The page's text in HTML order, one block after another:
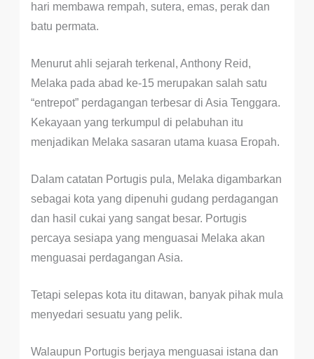
hari membawa rempah, sutera, emas, perak dan
batu permata.
Menurut ahli sejarah terkenal, Anthony Reid,
Melaka pada abad ke-15 merupakan salah satu
“entrepot” perdagangan terbesar di Asia Tenggara.
Kekayaan yang terkumpul di pelabuhan itu
menjadikan Melaka sasaran utama kuasa Eropah.
Dalam catatan Portugis pula, Melaka digambarkan
sebagai kota yang dipenuhi gudang perdagangan
dan hasil cukai yang sangat besar. Portugis
percaya sesiapa yang menguasai Melaka akan
menguasai perdagangan Asia.
Tetapi selepas kota itu ditawan, banyak pihak mula
menyedari sesuatu yang pelik.
Walaupun Portugis berjaya menguasai istana dan